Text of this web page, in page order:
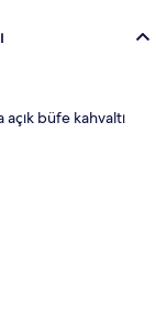
açık büfe kahvaltı